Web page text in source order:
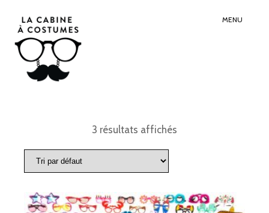
MENU
3 résultats affichés